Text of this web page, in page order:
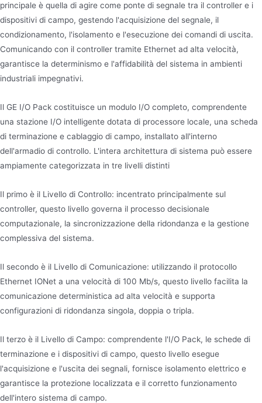
principale è quella di agire come ponte di segnale tra il controller e i
dispositivi di campo, gestendo l'acquisizione del segnale, il
condizionamento, l'isolamento e l'esecuzione dei comandi di uscita.
Comunicando con il controller tramite Ethernet ad alta velocità,
garantisce la determinismo e l'affidabilità del sistema in ambienti
industriali impegnativi.
Il GE I/O Pack costituisce un modulo I/O completo, comprendente
una stazione I/O intelligente dotata di processore locale, una scheda
di terminazione e cablaggio di campo, installato all'interno
dell'armadio di controllo. L'intera architettura di sistema può essere
ampiamente categorizzata in tre livelli distinti
Il primo è il Livello di Controllo: incentrato principalmente sul
controller, questo livello governa il processo decisionale
computazionale, la sincronizzazione della ridondanza e la gestione
complessiva del sistema.
Il secondo è il Livello di Comunicazione: utilizzando il protocollo
Ethernet IONet a una velocità di 100 Mb/s, questo livello facilita la
comunicazione deterministica ad alta velocità e supporta
configurazioni di ridondanza singola, doppia o tripla.
Il terzo è il Livello di Campo: comprendente l'I/O Pack, le schede di
terminazione e i dispositivi di campo, questo livello esegue
l'acquisizione e l'uscita dei segnali, fornisce isolamento elettrico e
garantisce la protezione localizzata e il corretto funzionamento
dell'intero sistema di campo.